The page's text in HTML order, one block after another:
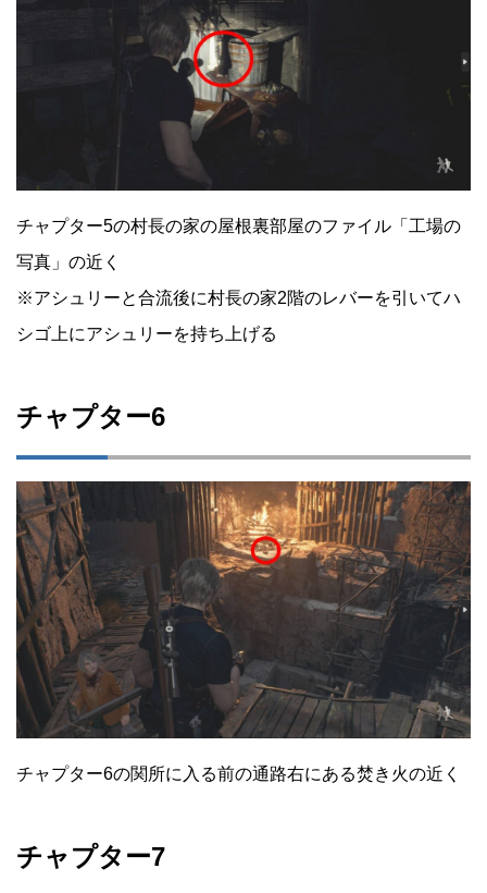
チャプター5の村長の家の屋根裏部屋のファイル「工場の
写真」の近く
※アシュリーと合流後に村長の家2階のレバーを引いてハ
シゴ上にアシュリーを持ち上げる
チャプター6
チャプター6の関所に入る前の通路右にある焚き火の近く
チャプター7